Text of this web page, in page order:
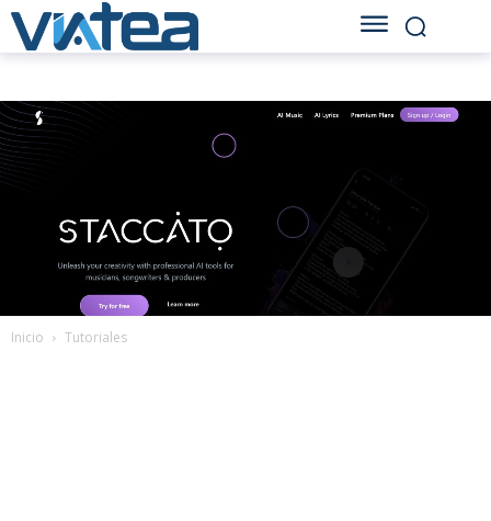
Inicio Tutoriales